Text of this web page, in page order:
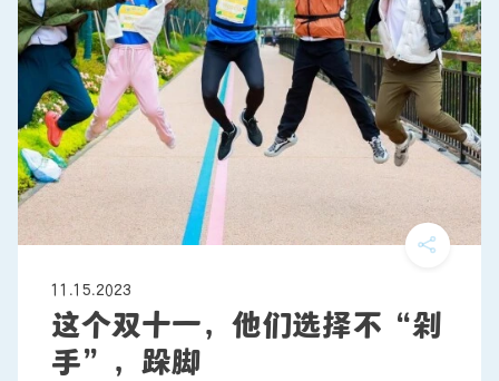
11.15.2023
这个双十一，他们选择不“剁
手”，跺脚